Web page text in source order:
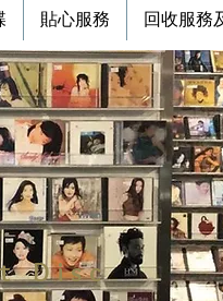
貼心服務 回收服務
Disc